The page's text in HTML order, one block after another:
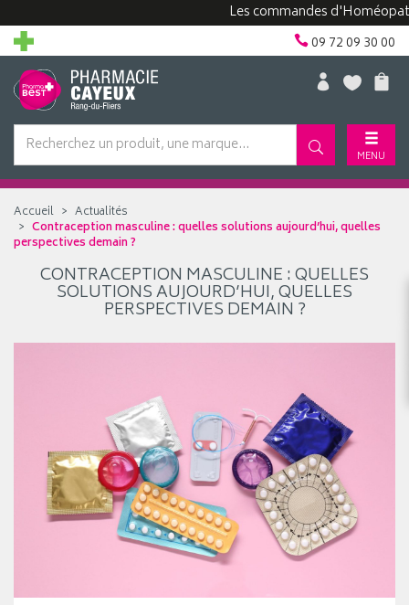
Les commandes
09 72 09 30 00
MENU
Accueil
Actualités
Contraception masculine : quelles solutions aujourd’hui, quelles
perspectives demain ?
CONTRACEPTION MASCULINE : QUELLES
SOLUTIONS AUJOURD’HUI, QUELLES
PERSPECTIVES DEMAIN ?